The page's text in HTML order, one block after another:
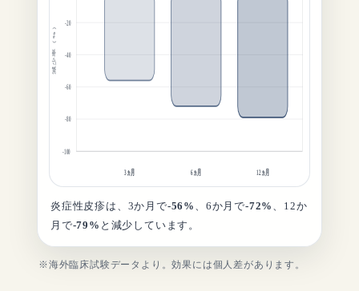
-20
-40
-60
-80
-100
減少率（%）
3ヵ月 6ヵ月 12ヵ月
炎症性皮疹は、3か月で-56% 、6か月で-72% 、12か
月で-79% と減少しています。
※海外臨床試験データより。効果には個人差があります。